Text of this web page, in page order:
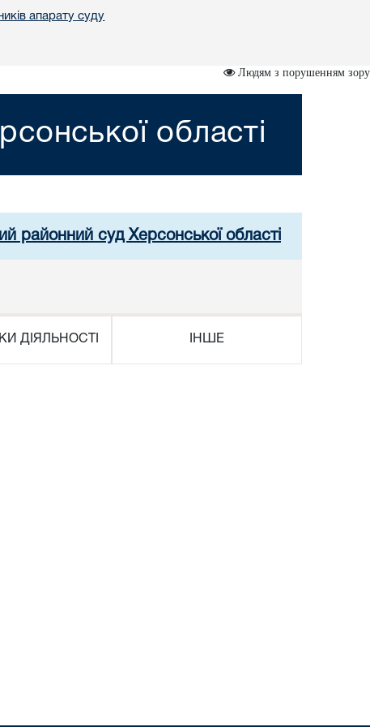
апарату суду
Людям з порушенням зору
області
районний суд Херсонської області
ДІЯЛЬНОСТІ ІНШЕ